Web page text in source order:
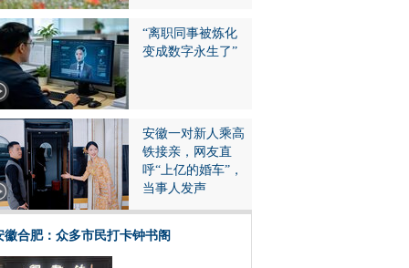
“离职同事被炼化
变成数字永生了”
安徽一对新人乘高
铁接亲，网友直
呼“上亿的婚车”，
当事人发声
徽合肥：众多市民打卡钟书阁